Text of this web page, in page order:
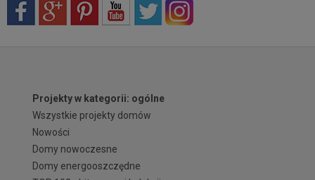
Projekty w kategorii: ogólne
Wszystkie projekty domów
Nowości
Domy nowoczesne
Domy energooszczędne